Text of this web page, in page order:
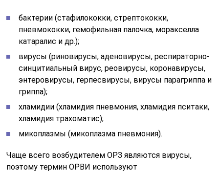
бактерии (стафилококки, стрептококки,
пневмококки, гемофильная палочка, моракселла
катаралис и др.);
вирусы (риновирусы, аденовирусы, респираторно-
синцитиальный вирус, реовирусы, коронавирусы,
энтеровирусы, герпесвирусы, вирусы парагриппа и
гриппа);
хламидии (хламидия пневмония, хламидия пситаки,
хламидия трахоматис);
микоплазмы (микоплазма пневмония).
Чаще всего возбудителем ОРЗ являются вирусы,
поэтому термин ОРВИ используют